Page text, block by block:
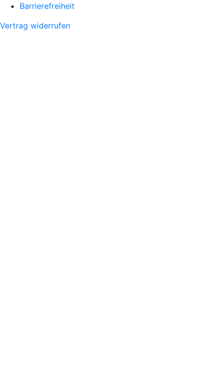
Barrierefreiheit
Vertrag widerrufen